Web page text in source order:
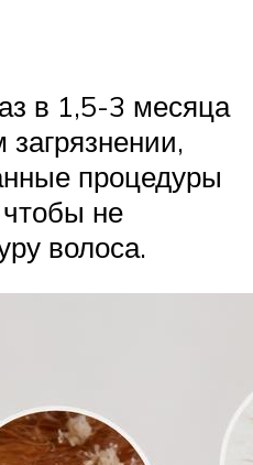
в 1,5-3 месяца
процедуры
не
волоса.